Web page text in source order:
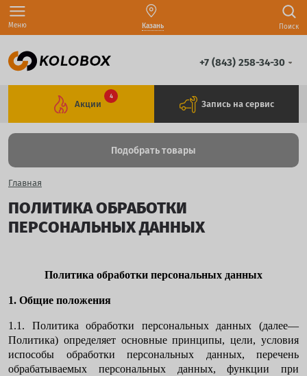
Меню Казань Поиск
+7 (843) 258-34-30
Акции
4
Запись на сервис
Подобрать товары
Главная
ПОЛИТИКА ОБРАБОТКИ
ПЕРСОНАЛЬНЫХ ДАННЫХ
Политика обработки персональных данных
1. Общие положения
1.1. Политика обработки персональных данных (далее—
Политика) определяет основные принципы, цели, условия
испособы обработки персональных данных, перечень
обрабатываемых персональных данных, функции при